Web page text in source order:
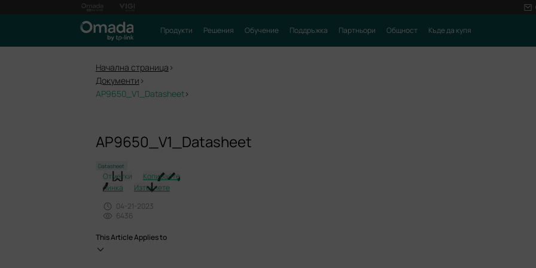
Продукти Решения Обучение Поддръжка Партньори Общност Къде да купя
Начална страница >
Документи >
AP9650_V1_Datasheet>
AP9650_V1_Datasheet
Datasheet
Отметки
Копирайте
линка
Изтеглете
04-21-2023
6436
This Article Applies to